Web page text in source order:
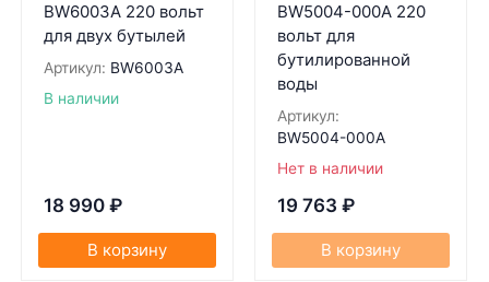
BW6003A 220 вольт
для двух бутылей
Артикул: BW6003A
В наличии
18 990 ₽
В корзину
BW5004-000A 220
вольт для
бутилированной
воды
Артикул:
BW5004-000A
Нет в наличии
19 763 ₽
В корзину